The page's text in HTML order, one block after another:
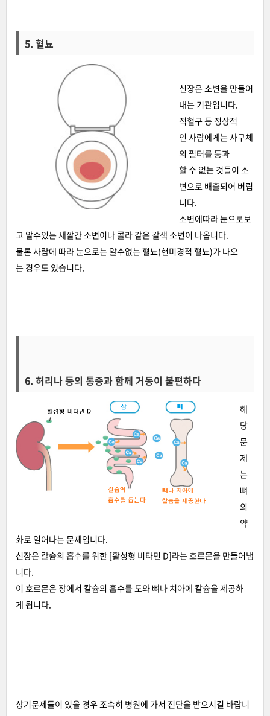
5. 혈뇨
신장은 소변을 만들어
내는 기관입니다.
적혈구 등 정상적
인 사람에게는 사구체
의 필터를 통과
할 수 없는 것들이 소
변으로 배출되어 버립
니다.
소변에따라 눈으로보
고 알수있는 새깔간 소변이나 콜라 같은 갈색 소변이 나옵니다.
물론 사람에 따라 눈으로는 알수없는 혈뇨(현미경적 혈뇨)가 나오
는 경우도 있습니다.
6. 허리나 등의 통증과 함께 거동이 불편하다
해
당
문
제
는
뼈
의
약
화로 일어나는 문제입니다.
신장은 칼슘의 흡수를 위한 [활성형 비타민 D]라는 호르몬을 만들어냅
니다.
이 호르몬은 장에서 칼슘의 흡수를 도와 뼈나 치아에 칼슘을 제공하
게 됩니다.
상기문제들이 있을 경우 조속히 병원에 가서 진단을 받으시길 바랍니